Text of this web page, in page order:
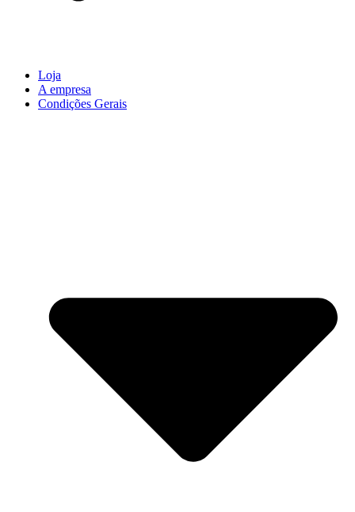
Loja
A empresa
Condições Gerais